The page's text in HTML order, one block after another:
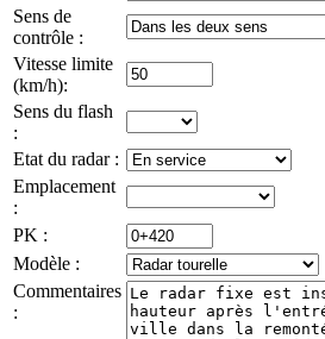
Sens de
contrôle :
Vitesse limite
(km/h):
Sens du flash
:
Etat du radar :
Emplacement
:
PK :
Modèle :
Commentaires
: